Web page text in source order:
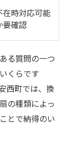
在時対応可能
要確認
る質問の一つ
くらです
西町では、換
の種類によっ
とで納得のい